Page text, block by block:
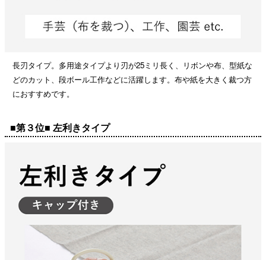
長刃タイプ。多用途タイプより刃が25ミリ長く、リボンや布、型紙な
どのカット、段ボール工作などに活躍します。布や紙を大きく裁つ方
におすすめです。
■第３位■ 左利きタイプ